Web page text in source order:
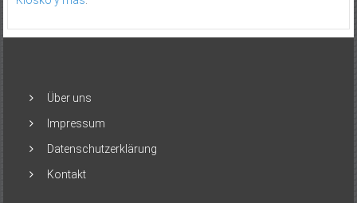
Über uns
Impressum
Datenschutzerklärung
Kontakt